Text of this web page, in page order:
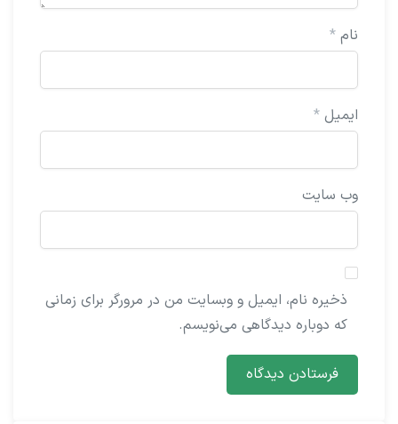
نام *
ایمیل *
وب‌ سایت
ذخیره نام، ایمیل و وبسایت من در مرورگر برای زمانی
که دوباره دیدگاهی می‌نویسم.